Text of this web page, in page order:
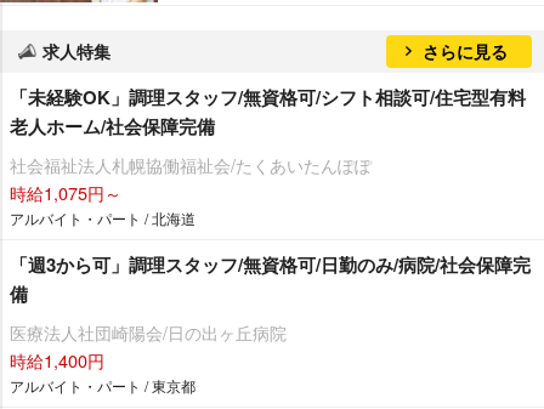
求人特集 さらに見る
「未経験OK」調理スタッフ/無資格可/シフト相談可/住宅型有料
老人ホーム/社会保障完備
社会福祉法人札幌協働福祉会/たくあいたんぽぽ
時給1,075円～
アルバイト・パート / 北海道
「週3から可」調理スタッフ/無資格可/日勤のみ/病院/社会保障完
備
医療法人社団崎陽会/日の出ヶ丘病院
時給1,400円
アルバイト・パート / 東京都